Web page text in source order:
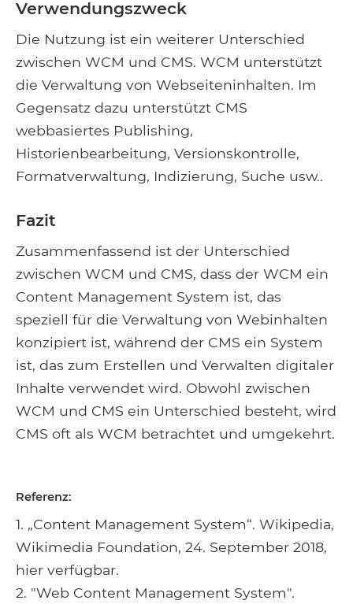
Verwendungszweck
Die Nutzung ist ein weiterer Unterschied
zwischen WCM und CMS. WCM unterstützt
die Verwaltung von Webseiteninhalten. Im
Gegensatz dazu unterstützt CMS
webbasiertes Publishing,
Historienbearbeitung, Versionskontrolle,
Formatverwaltung, Indizierung, Suche usw..
Fazit
Zusammenfassend ist der Unterschied
zwischen WCM und CMS, dass der WCM ein
Content Management System ist, das
speziell für die Verwaltung von Webinhalten
konzipiert ist, während der CMS ein System
ist, das zum Erstellen und Verwalten digitaler
Inhalte verwendet wird. Obwohl zwischen
WCM und CMS ein Unterschied besteht, wird
CMS oft als WCM betrachtet und umgekehrt.
Referenz:
1. „Content Management System“. Wikipedia,
Wikimedia Foundation, 24. September 2018,
hier verfügbar.
2. "Web Content Management System".